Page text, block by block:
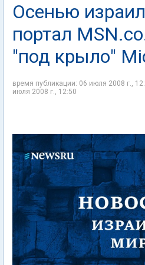
Осенью
портал
"под крыло"
время публикации: 06 июля 2008 г.,
июля 2008 г., 12:50